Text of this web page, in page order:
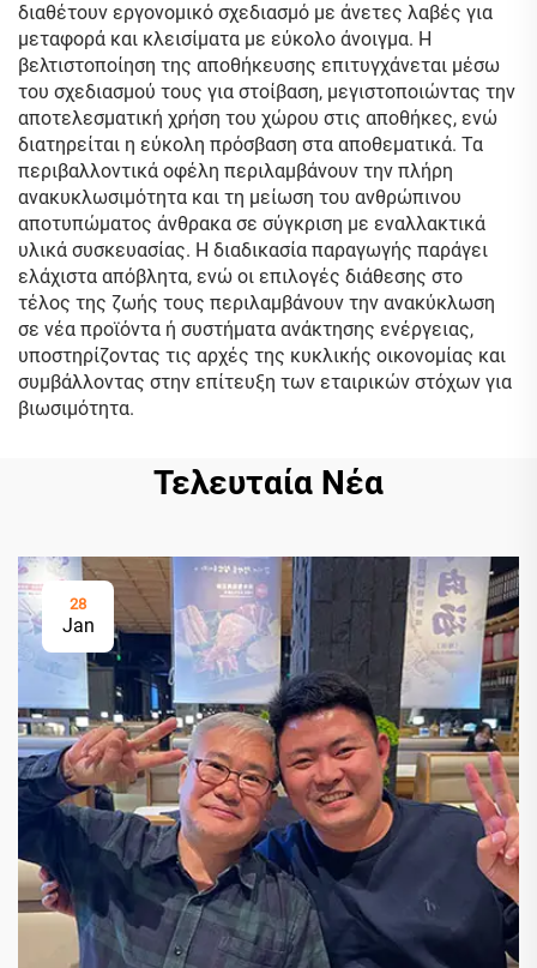
διαθέτουν εργονομικό σχεδιασμό με άνετες λαβές για
μεταφορά και κλεισίματα με εύκολο άνοιγμα. Η
βελτιστοποίηση της αποθήκευσης επιτυγχάνεται μέσω
του σχεδιασμού τους για στοίβαση, μεγιστοποιώντας την
αποτελεσματική χρήση του χώρου στις αποθήκες, ενώ
διατηρείται η εύκολη πρόσβαση στα αποθεματικά. Τα
περιβαλλοντικά οφέλη περιλαμβάνουν την πλήρη
ανακυκλωσιμότητα και τη μείωση του ανθρώπινου
αποτυπώματος άνθρακα σε σύγκριση με εναλλακτικά
υλικά συσκευασίας. Η διαδικασία παραγωγής παράγει
ελάχιστα απόβλητα, ενώ οι επιλογές διάθεσης στο
τέλος της ζωής τους περιλαμβάνουν την ανακύκλωση
σε νέα προϊόντα ή συστήματα ανάκτησης ενέργειας,
υποστηρίζοντας τις αρχές της κυκλικής οικονομίας και
συμβάλλοντας στην επίτευξη των εταιρικών στόχων για
βιωσιμότητα.
Τελευταία Νέα
28
Jan